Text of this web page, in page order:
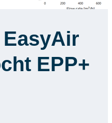
EPP+